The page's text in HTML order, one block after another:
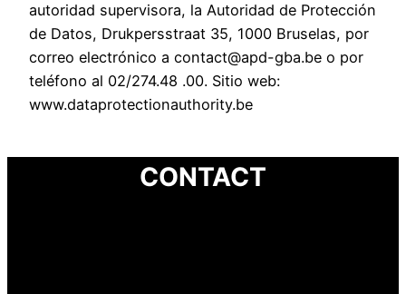
autoridad supervisora, la Autoridad de Protección
de Datos, Drukpersstraat 35, 1000 Bruselas, por
correo electrónico a contact@apd-gba.be o por
teléfono al 02/274.48 .00. Sitio web:
www.dataprotectionauthority.be
CONTACT